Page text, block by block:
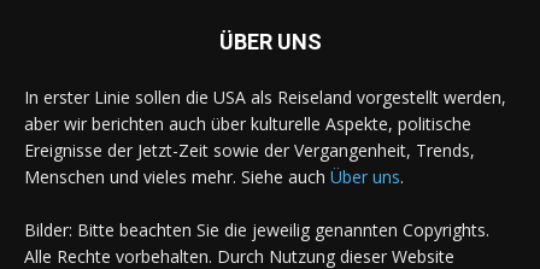
ÜBER UNS
In erster Linie sollen die USA als Reiseland vorgestellt werden,
aber wir berichten auch über kulturelle Aspekte, politische
Ereignisse der Jetzt-Zeit sowie der Vergangenheit, Trends,
Menschen und vieles mehr. Siehe auch Über uns.
Bilder: Bitte beachten Sie die jeweilig genannten Copyrights.
Alle Rechte vorbehalten. Durch Nutzung dieser Website